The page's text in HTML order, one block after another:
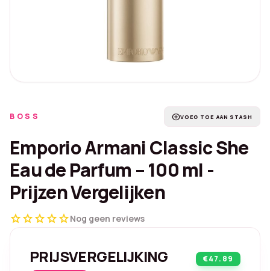
BOSS add_circleVOEG TOE AAN STASH
Emporio Armani Classic She
Eau de Parfum – 100 ml -
Prijzen Vergelijken
starstarstarstarstarNog geen reviews
PRIJSVERGELIJKING €47.89